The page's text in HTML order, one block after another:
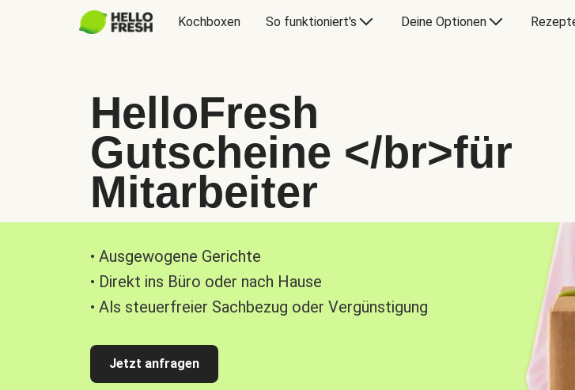
Kochboxen So funktioniert's Deine Optionen
HelloFresh
Gutscheine </br>für
Mitarbeiter
• Ausgewogene Gerichte
• Direkt ins Büro oder nach Hause
• Als steuerfreier Sachbezug oder Vergünstigung
Jetzt anfragen